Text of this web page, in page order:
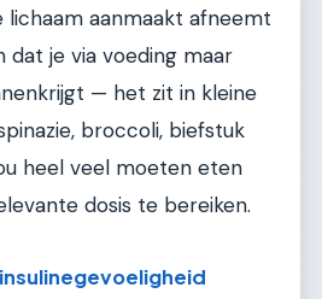
lichaam aanmaakt afneemt
dat je via voeding maar
— het zit in kleine
broccoli, biefstuk
heel veel moeten eten
dosis te bereiken.